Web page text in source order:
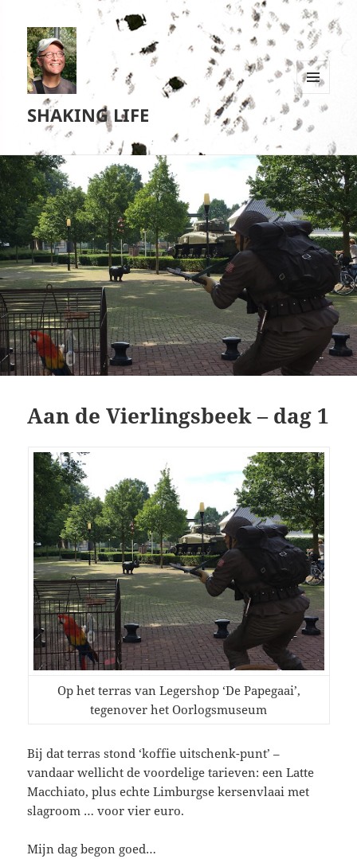
SHAKING LIFE
MENU
WIDGETS
Aan de Vierlingsbeek – dag 1
Op het terras van Legershop ‘De Papegaai’,
tegenover het Oorlogsmuseum
Bij dat terras stond ‘koffie uitschenk-punt’ –
vandaar wellicht de voordelige tarieven: een Latte
Macchiato, plus echte Limburgse kersenvlaai met
slagroom … voor vier euro.
Mijn dag begon goed…